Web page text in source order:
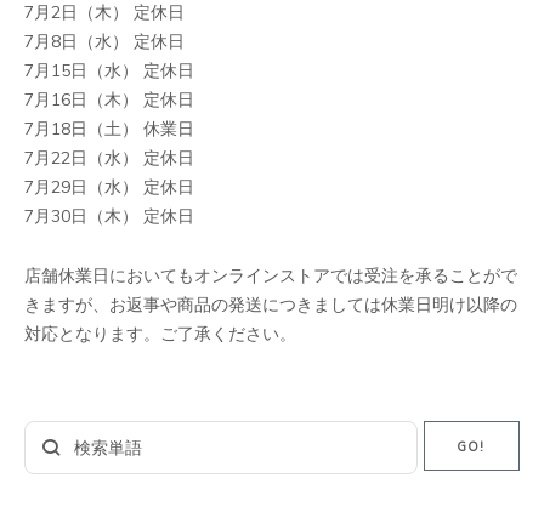
7月2日（木） 定休日
7月8日（水） 定休日
7月15日（水） 定休日
7月16日（木） 定休日
7月18日（土） 休業日
7月22日（水） 定休日
7月29日（水） 定休日
7月30日（木） 定休日
店舗休業日においてもオンラインストアでは受注を承ることがで
きますが、お返事や商品の発送につきましては休業日明け以降の
対応となります。ご了承ください。
Search
for:
GO!